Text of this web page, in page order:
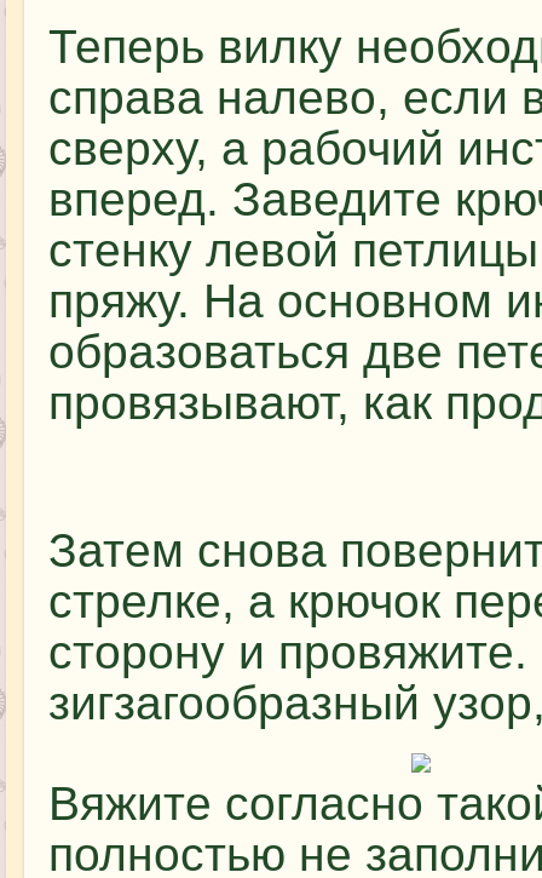
Теперь вилку
справа налево, если
сверху, а рабочий
вперед. Заведите
стенку левой
пряжу. На основном
образоваться две
провязывают, как
Затем снова
стрелке, а крючок
сторону и
зигзагообразный
Вяжите согласно
полностью не